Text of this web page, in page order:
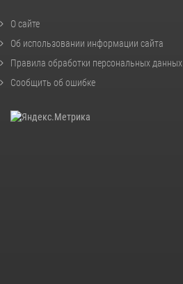
О сайте
Об использовании информации сайта
Правила обработки персональных данных
Сообщить об ошибке